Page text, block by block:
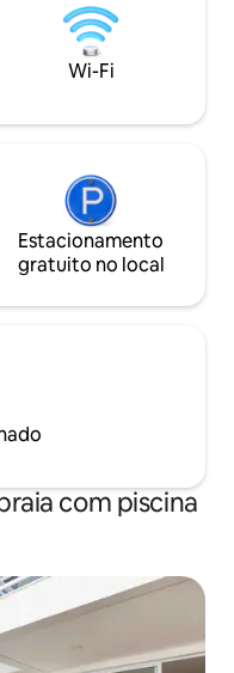
conveniências.
centro de
hora da Ilha Bela
Wi-Fi
Estacionamento
gratuito no local
com piscina